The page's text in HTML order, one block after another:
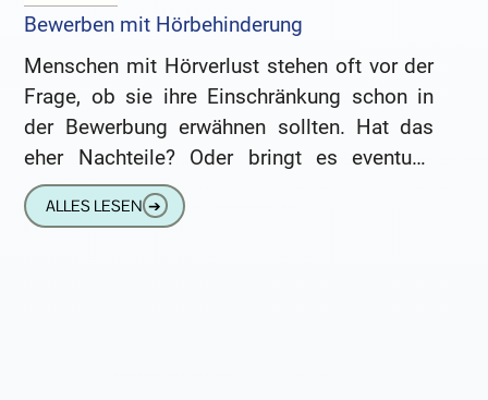
Bewerben mit Hörbehinderung
Menschen mit Hörverlust stehen oft vor der
Frage, ob sie ihre Einschränkung schon in
der Bewerbung erwähnen sollten. Hat das
eher Nachteile? Oder bringt es eventuell
Vorteile? Was gibt es
ALLES LESEN ➔